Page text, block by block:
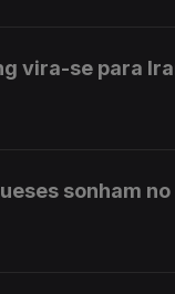
vira-se para
sonham